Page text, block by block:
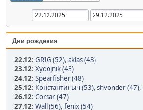
Дни рождения
22.12: GRIG (52), aklas (43)
23.12: Xydojnik (43)
24.12: Spearfisher (48)
25.12: Константиныч (53), shvonder (47),
26.12: Corsar (47)
27.12: Wall (56), fenix (54)